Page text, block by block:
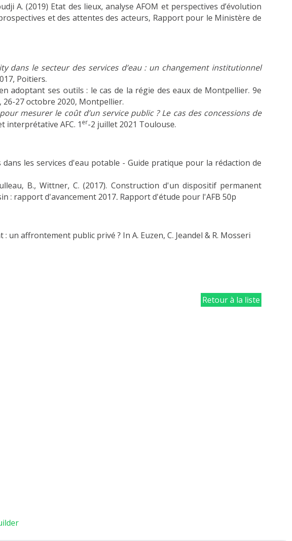
A. (2019) Etat des lieux, analyse AFOM et perspectives d’évolution
et des attentes des acteurs, Rapport pour le Ministère de
dans le secteur des services d’eau : un changement institutionnel
Poitiers.
adoptant ses outils : le cas de la régie des eaux de Montpellier. 9e
27 octobre 2020, Montpellier.
mesurer le coût d’un service public ? Le cas des concessions de
interprétative AFC. 1 er-2 juillet 2021 Toulouse.
les services d'eau potable - Guide pratique pour la rédaction de
B., Wittner, C. (2017). Construction d'un dispositif permanent
: rapport d'avancement 2017. Rapport d'étude pour l'AFB 50p
affrontement public privé ? In A. Euzen, C. Jeandel & R. Mosseri
Retour à la liste